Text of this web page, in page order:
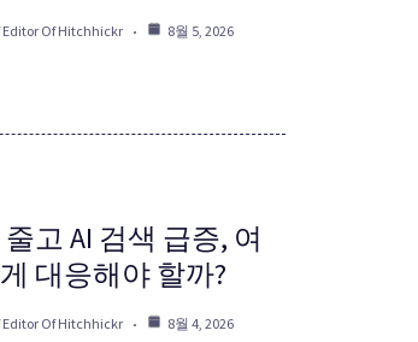
Editor Of Hitchhickr
8월 5, 2026
고 AI 검색 급증, 여
대응해야 할까?
Editor Of Hitchhickr
8월 4, 2026